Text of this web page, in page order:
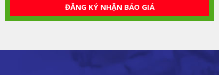
ĐĂNG KÝ NHẬN BÁO GIÁ